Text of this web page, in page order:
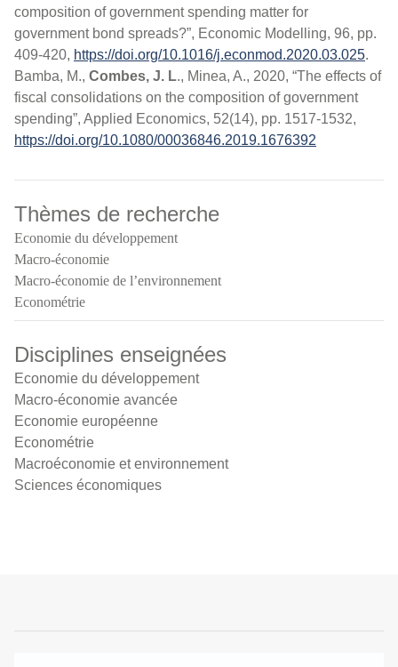
composition of government spending matter for
government bond spreads?”, Economic Modelling, 96, pp.
409-420, https://doi.org/10.1016/j.econmod.2020.03.025.
Bamba, M., Combes, J. L., Minea, A., 2020, “The effects of
fiscal consolidations on the composition of government
spending”, Applied Economics, 52(14), pp. 1517-1532,
https://doi.org/10.1080/00036846.2019.1676392
Thèmes de recherche
Economie du développement
Macro-économie
Macro-économie de l’environnement
Econométrie
Disciplines enseignées
Economie du développement
Macro-économie avancée
Economie européenne
Econométrie
Macroéconomie et environnement
Sciences économiques